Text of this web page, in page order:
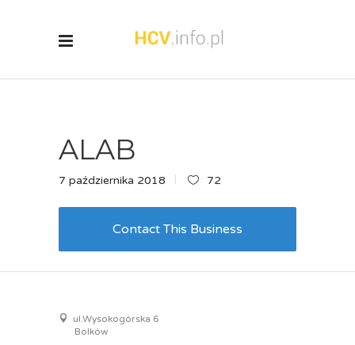
ALAB
7 października 2018 72
Contact This Business
ul.Wysokogórska 6
Bolków